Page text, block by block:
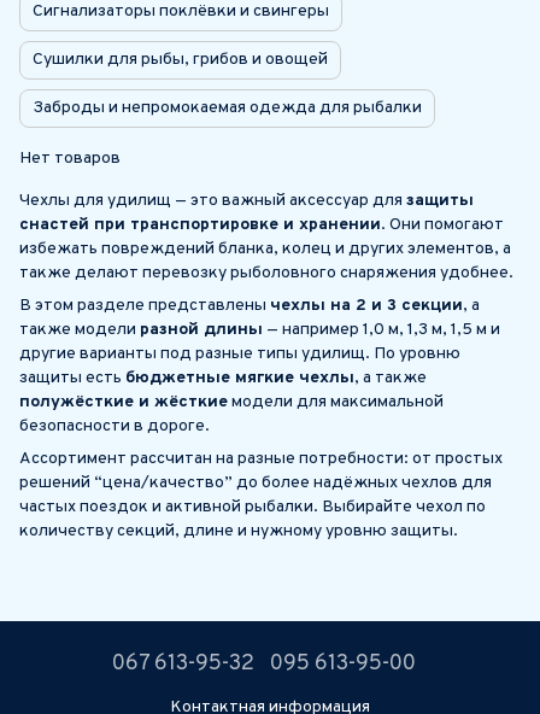
Сигнализаторы поклёвки и свингеры
Сушилки для рыбы, грибов и овощей
Заброды и непромокаемая одежда для рыбалки
Нет товаров
Чехлы для удилищ — это важный аксессуар для защиты
снастей при транспортировке и хранении. Они помогают
избежать повреждений бланка, колец и других элементов, а
также делают перевозку рыболовного снаряжения удобнее.
В этом разделе представлены чехлы на 2 и 3 секции, а
также модели разной длины — например 1,0 м, 1,3 м, 1,5 м и
другие варианты под разные типы удилищ. По уровню
защиты есть бюджетные мягкие чехлы, а также
полужёсткие и жёсткиемодели для максимальной
безопасности в дороге.
Ассортимент рассчитан на разные потребности: от простых
решений “цена/качество” до более надёжных чехлов для
частых поездок и активной рыбалки. Выбирайте чехол по
количеству секций, длине и нужному уровню защиты.
067 613-95-32 095 613-95-00
Контактная информация